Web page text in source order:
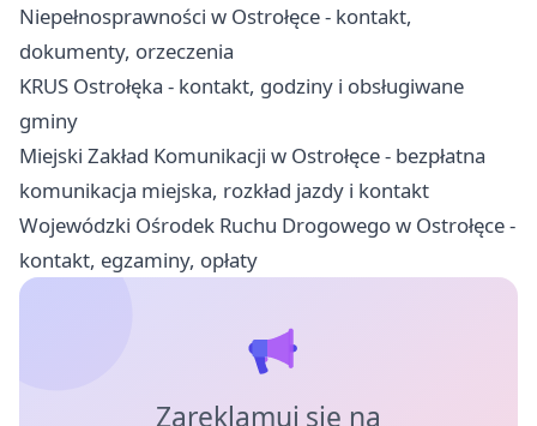
Niepełnosprawności w Ostrołęce - kontakt,
dokumenty, orzeczenia
KRUS Ostrołęka - kontakt, godziny i obsługiwane
gminy
Miejski Zakład Komunikacji w Ostrołęce - bezpłatna
komunikacja miejska, rozkład jazdy i kontakt
Wojewódzki Ośrodek Ruchu Drogowego w Ostrołęce -
kontakt, egzaminy, opłaty
Zareklamuj się na